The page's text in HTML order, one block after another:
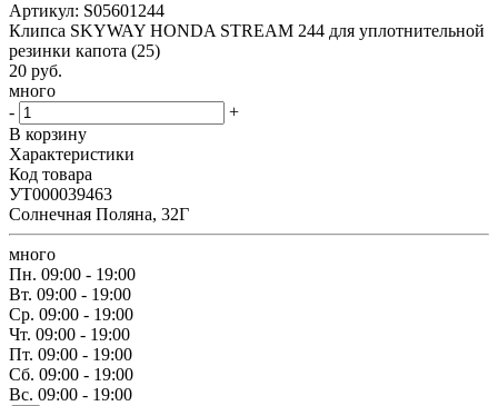
Артикул: S05601244
Клипса SKYWAY HONDA STREAM 244 для уплотнительной
резинки капота (25)
20 руб.
много
-
+
В корзину
Характеристики
Код товара
УТ000039463
Солнечная Поляна, 32Г
много
Пн. 09:00 - 19:00
Вт. 09:00 - 19:00
Ср. 09:00 - 19:00
Чт. 09:00 - 19:00
Пт. 09:00 - 19:00
Сб. 09:00 - 19:00
Вс. 09:00 - 19:00